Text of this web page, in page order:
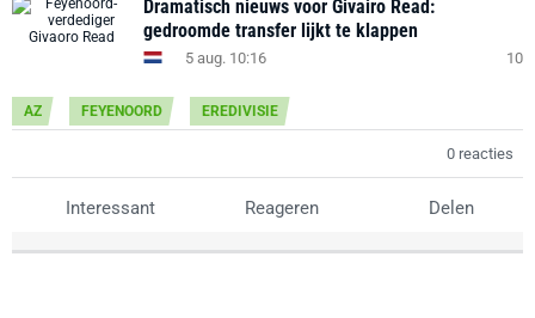
Dramatisch nieuws voor Givairo Read:
gedroomde transfer lijkt te klappen
5 aug. 10:16 10
AZ FEYENOORD EREDIVISIE
0 reacties
Interessant Reageren Delen